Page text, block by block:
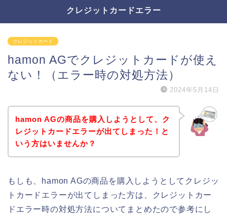
クレジットカードエラー
クレジットカード
hamon AGでクレジットカードが使え
ない！（エラー時の対処方法）
2024年5月14日
hamon AGの商品を購入しようとして、ク
レジットカードエラーが出てしまった！と
いう方はいませんか？
もしも、hamon AGの商品を購入しようとしてクレジッ
トカードエラーが出てしまった方は、クレジットカー
ドエラー時の対処方法についてまとめたので参考にし